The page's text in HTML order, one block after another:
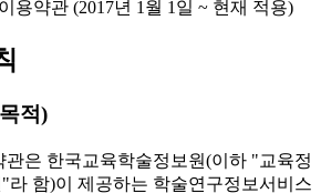
용약관 (2017년 1월 1일 ~ 현재 적용)
적)
관은 한국교육학술정보원(이하 "교육정
"라 함)이 제공하는 학술연구정보서비스